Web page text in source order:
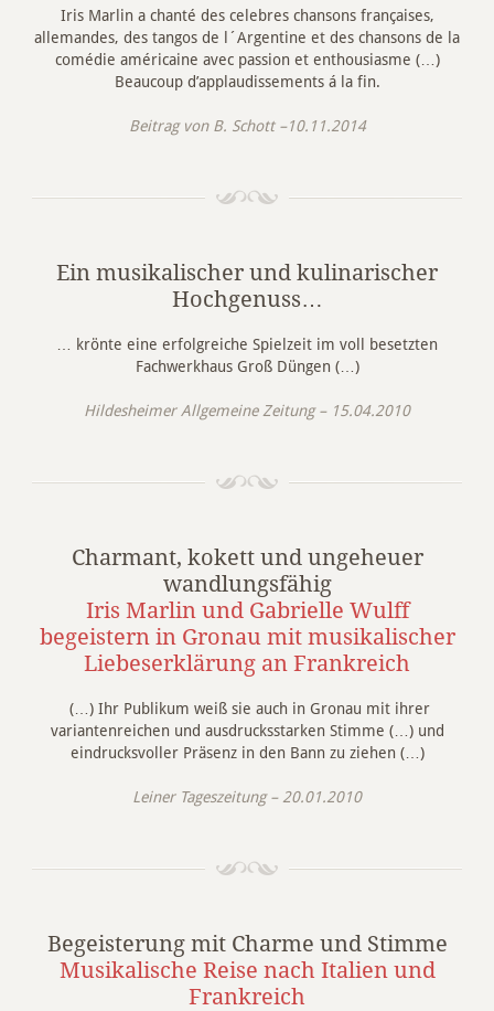
Iris Marlin a chanté des celebres chansons françaises,
allemandes, des tangos de l´Argentine et des chansons de la
comédie américaine avec passion et enthousiasme (…)
Beaucoup d’applaudissements á la fin.
Beitrag von B. Schott –10.11.2014
Ein musikalischer und kulinarischer
Hochgenuss…
… krönte eine erfolgreiche Spielzeit im voll besetzten
Fachwerkhaus Groß Düngen (…)
Hildesheimer Allgemeine Zeitung – 15.04.2010
Charmant, kokett und ungeheuer
wandlungsfähig
Iris Marlin und Gabrielle Wulff
begeistern in Gronau mit musikalischer
Liebeserklärung an Frankreich
(…) Ihr Publikum weiß sie auch in Gronau mit ihrer
variantenreichen und ausdrucksstarken Stimme (…) und
eindrucksvoller Präsenz in den Bann zu ziehen (…)
Leiner Tageszeitung – 20.01.2010
Begeisterung mit Charme und Stimme
Musikalische Reise nach Italien und
Frankreich